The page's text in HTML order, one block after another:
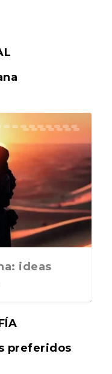
ideas
preferidos